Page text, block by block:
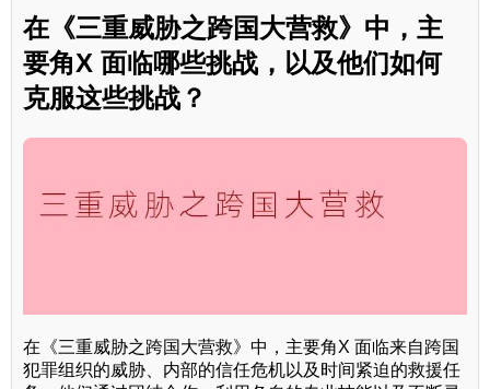
在《三重威胁之跨国大营救》中，主
要角X 面临哪些挑战，以及他们如何
克服这些挑战？
在《三重威胁之跨国大营救》中，主要角X 面临来自跨国
犯罪组织的威胁、内部的信任危机以及时间紧迫的救援任